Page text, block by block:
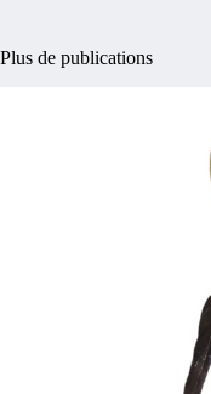
Plus de publications